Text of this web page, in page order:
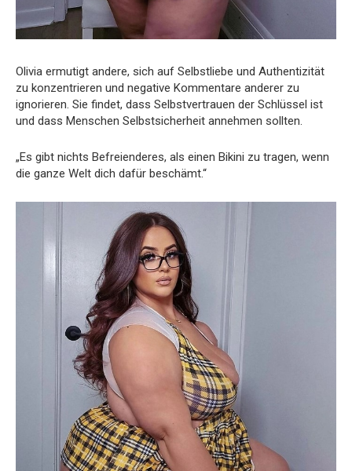
Olivia ermutigt andere, sich auf Selbstliebe und Authentizität
zu konzentrieren und negative Kommentare anderer zu
ignorieren. Sie findet, dass Selbstvertrauen der Schlüssel ist
und dass Menschen Selbstsicherheit annehmen sollten.
„Es gibt nichts Befreienderes, als einen Bikini zu tragen, wenn
die ganze Welt dich dafür beschämt.“